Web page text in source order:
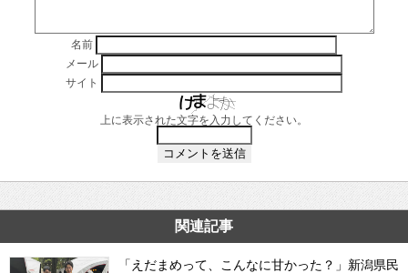
名前
メール
サイト
上に表示された文字を入力してください。
関連記事
「えだまめって、こんなに甘かった？」新潟県民